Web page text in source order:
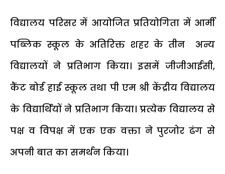
विद्यालय परिसर में आयोजित प्रतियोगिता में आर्मी
पब्लिक स्कूल के अतिरिक्त शहर के तीन अन्य
विद्यालयों ने प्रतिभाग किया। इसमें जीजीआईसी,
कैंट बोर्ड हाई स्कूल तथा पी एम श्री केंद्रीय विद्यालय
के विद्यार्थियों ने प्रतिभाग किया। प्रत्येक विद्यालय से
पक्ष व विपक्ष में एक एक वक्ता ने पुरजोर ढंग से
अपनी बात का समर्थन किया।